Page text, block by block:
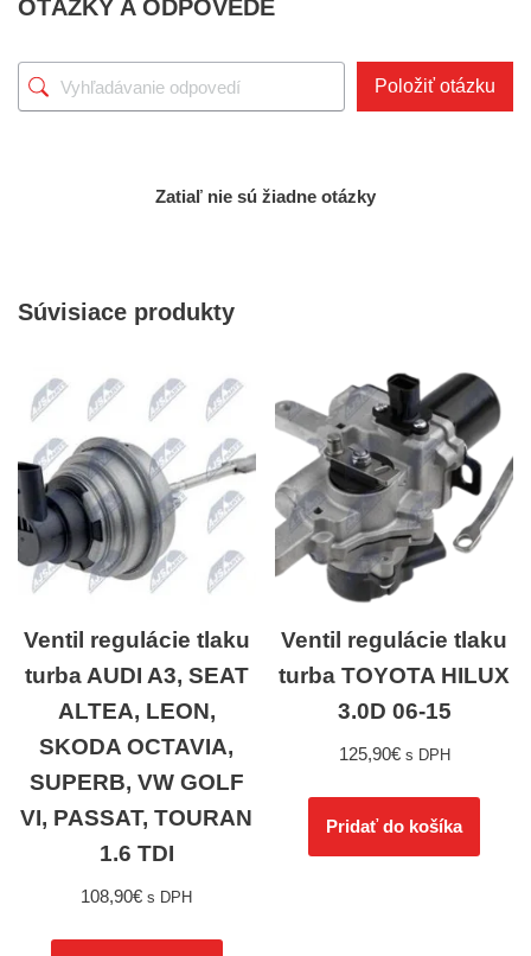
OTÁZKY A ODPOVEDE
Položiť otázku
Zatiaľ nie sú žiadne otázky
Súvisiace produkty
Ventil regulácie tlaku
turba AUDI A3, SEAT
ALTEA, LEON,
SKODA OCTAVIA,
SUPERB, VW GOLF
VI, PASSAT, TOURAN
1.6 TDI
108,90€ s DPH
Ventil regulácie tlaku
turba TOYOTA HILUX
3.0D 06-15
125,90€ s DPH
Pridať do košíka